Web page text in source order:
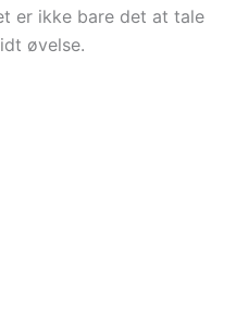
er ikke bare det at tale
øvelse.